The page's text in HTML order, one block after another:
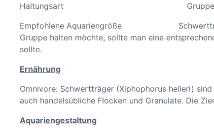
Haltungsart
Empfohlene Aquariengröße Schwertträger
Gruppe halten möchte, sollte man eine
sollte.
Ernährung
Omnivore: Schwertträger (Xiphophorus helleri)
auch handelsübliche Flocken und Granulate. Die
Aquariengestaltung